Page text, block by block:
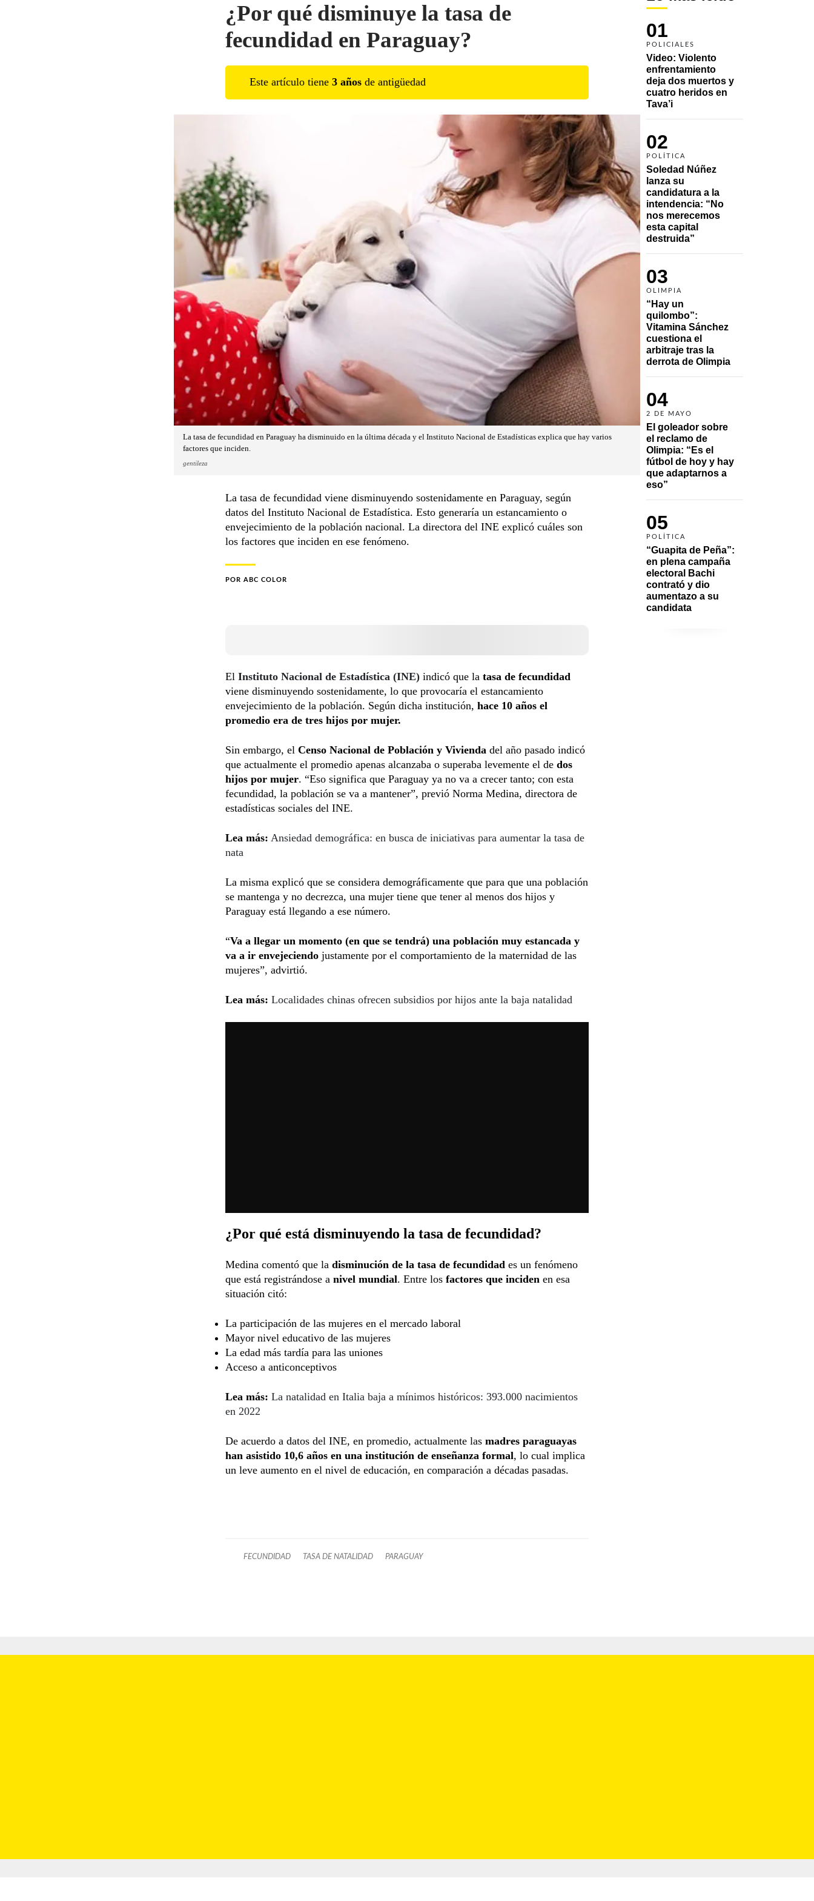
01
POLICIALES
Video: Violento
enfrentamiento
deja dos muertos y
cuatro heridos en
Tava’i
02
POLÍTICA
Soledad Núñez
lanza su
candidatura a la
intendencia: “No
nos merecemos
esta capital
destruida”
03
OLIMPIA
“Hay un
quilombo”:
Vitamina Sánchez
cuestiona el
arbitraje tras la
derrota de Olimpia
04
2 DE MAYO
El goleador sobre
el reclamo de
Olimpia: “Es el
fútbol de hoy y hay
que adaptarnos a
eso”
05
POLÍTICA
“Guapita de Peña”:
en plena campaña
electoral Bachi
contrató y dio
aumentazo a su
candidata
¿Por qué disminuye la tasa de
fecundidad en Paraguay?
Este artículo tiene 3 años de antigüedad
La tasa de fecundidad en Paraguay ha disminuido en la última década y el Instituto Nacional de Estadísticas explica que hay varios
factores que inciden.
gentileza
La tasa de fecundidad viene disminuyendo sostenidamente en Paraguay, según
datos del Instituto Nacional de Estadística. Esto generaría un estancamiento o
envejecimiento de la población nacional. La directora del INE explicó cuáles son
los factores que inciden en ese fenómeno.
POR ABC COLOR
El Instituto Nacional de Estadística (INE) indicó que la tasa de fecundidad
viene disminuyendo sostenidamente, lo que provocaría el estancamiento
envejecimiento de la población. Según dicha institución, hace 10 años el
promedio era de tres hijos por mujer.
Sin embargo, el Censo Nacional de Población y Vivienda del año pasado indicó
que actualmente el promedio apenas alcanzaba o superaba levemente el de dos
hijos por mujer. “Eso significa que Paraguay ya no va a crecer tanto; con esta
fecundidad, la población se va a mantener”, previó Norma Medina, directora de
estadísticas sociales del INE.
Lea más: Ansiedad demográfica: en busca de iniciativas para aumentar la tasa de
nata
La misma explicó que se considera demográficamente que para que una población
se mantenga y no decrezca, una mujer tiene que tener al menos dos hijos y
Paraguay está llegando a ese número.
“Va a llegar un momento (en que se tendrá) una población muy estancada y
va a ir envejeciendo justamente por el comportamiento de la maternidad de las
mujeres”, advirtió.
Lea más: Localidades chinas ofrecen subsidios por hijos ante la baja natalidad
¿Por qué está disminuyendo la tasa de fecundidad?
Medina comentó que la disminución de la tasa de fecundidad es un fenómeno
que está registrándose a nivel mundial. Entre los factores que inciden en esa
situación citó:
La participación de las mujeres en el mercado laboral
Mayor nivel educativo de las mujeres
La edad más tardía para las uniones
Acceso a anticonceptivos
Lea más: La natalidad en Italia baja a mínimos históricos: 393.000 nacimientos
en 2022
De acuerdo a datos del INE, en promedio, actualmente las madres paraguayas
han asistido 10,6 años en una institución de enseñanza formal, lo cual implica
un leve aumento en el nivel de educación, en comparación a décadas pasadas.
FECUNDIDAD TASA DE NATALIDAD PARAGUAY